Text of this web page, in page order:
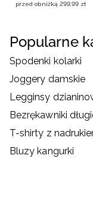
przed obniżką 299,99 zł
Popularne
Spodenki kolarki
Joggery damskie
Bezrękawniki
T-shirty z
Bluzy kangurki